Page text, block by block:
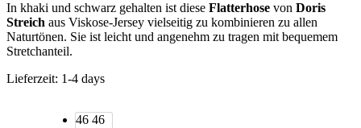
In khaki und schwarz gehalten ist diese Flatterhose von Doris
Streich aus Viskose-Jersey vielseitig zu kombinieren zu allen
Naturtönen. Sie ist leicht und angenehm zu tragen mit bequemem
Stretchanteil.
Lieferzeit: 1-4 days
46 46